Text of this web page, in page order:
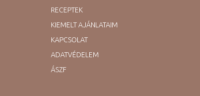
RECEPTEK
KIEMELT AJÁNLATAIM
KAPCSOLAT
ADATVÉDELEM
ÁSZF